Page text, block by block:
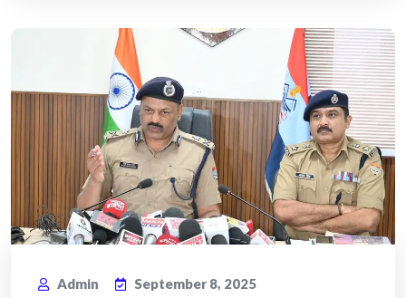
Admin
September 8, 2025